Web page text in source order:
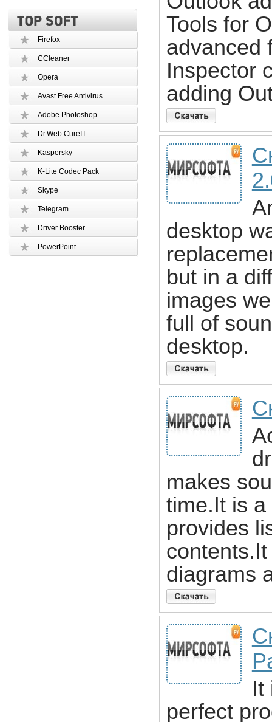
Firefox
CCleaner
Opera
Avast Free Antivirus
Adobe Photoshop
Dr.Web CureIT
Kaspersky
K-Lite Codec Pack
Skype
Telegram
Driver Booster
PowerPoint
Tools for
advanced
Inspector
adding
desktop
but in a
images
full of
desktop.
makes
time.It is
provides
diagrams
It
perfect